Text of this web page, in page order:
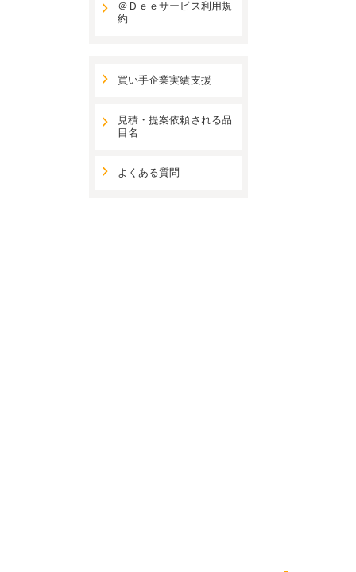
＠Ｄｅｅサービス利用規
約
買い手企業実績支援
見積・提案依頼される品
目名
よくある質問